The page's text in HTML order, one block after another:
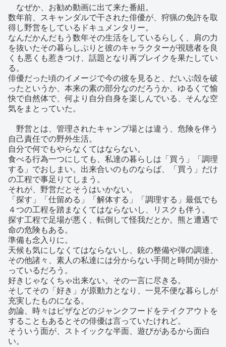
なぜか、お勧め動画に出て来た番組。
数年前、スキャンダルで干された俳優が、狩猟の免許を取
得し野営をしているドキュメンタリー。
なんだかんだもう数年その生活をしているらしく、肩の力
を抜いたその暮らしぶりと彼のキャラクターが視聴者を良
くも悪くも惹きつけ、話題となり再ブレイクを果たしてい
る。
俳優だった頃のイメージで今の彼を見ると、だいぶ殻を破
ったというか、本来の素の部分なのだろうか、ゆるくて愉
快で自然体で、何より自分自身を楽しんでいる、そんな空
気をまとっていた。
野営とは、管理されたキャンプ場とは違う、危険を伴う
自己責任での野外生活。
自分で何でもやらなくてはならない。
食べる行為一つにしても、私達の暮らしは「買う」「調理
する」でおしまい。出来合いのものならば、「買う」だけ
の工程で事足りてしまう。
それが、野営だとそうはいかない。
「探す」「仕留める」「解体する」「調理する」最低でも
４つの工程を踏まなくてはならないし、リスクも伴う。
探す工程で足場が悪く、転倒して怪我だとか。熊と遭遇で
命の危険もある。
準備も念入りに。
天候も気にしなくてはならないし、銃の整備や弾の調達、
その他諸々、素人の私達には分からない手間と時間が掛か
っているだろう。
好きじゃなくちゃ出来ない。その一言に尽きる。
そしてその「好き」が原動力となり、一見不便な暮らしが
充実したものになる。
勿論、時々はピザなどのジャンクフードをテイクアウトを
することもあるとその俳優は言っていたけれど。
そういう面が、ストイックな半面、遊びがあるから面白
い。